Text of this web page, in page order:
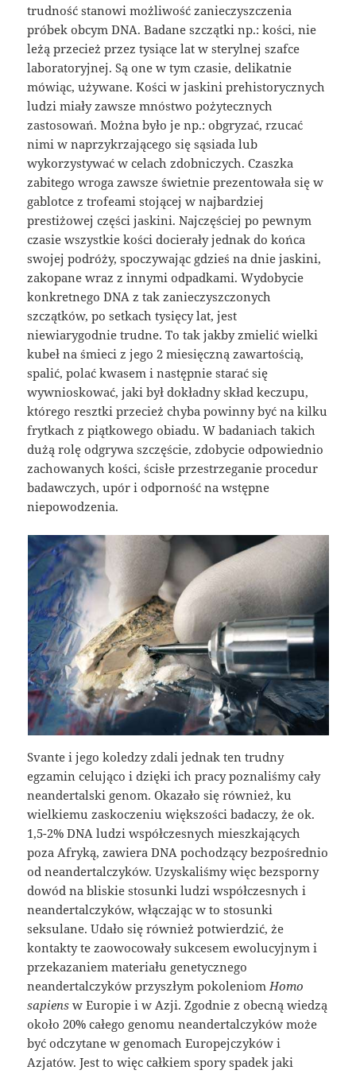
trudność stanowi możliwość zanieczyszczenia
próbek obcym DNA. Badane szczątki np.: kości, nie
leżą przecież przez tysiące lat w sterylnej szafce
laboratoryjnej. Są one w tym czasie, delikatnie
mówiąc, używane. Kości w jaskini prehistorycznych
ludzi miały zawsze mnóstwo pożytecznych
zastosowań. Można było je np.: obgryzać, rzucać
nimi w naprzykrzającego się sąsiada lub
wykorzystywać w celach zdobniczych. Czaszka
zabitego wroga zawsze świetnie prezentowała się w
gablotce z trofeami stojącej w najbardziej
prestiżowej części jaskini. Najczęściej po pewnym
czasie wszystkie kości docierały jednak do końca
swojej podróży, spoczywając gdzieś na dnie jaskini,
zakopane wraz z innymi odpadkami. Wydobycie
konkretnego DNA z tak zanieczyszczonych
szczątków, po setkach tysięcy lat, jest
niewiarygodnie trudne. To tak jakby zmielić wielki
kubeł na śmieci z jego 2 miesięczną zawartością,
spalić, polać kwasem i następnie starać się
wywnioskować, jaki był dokładny skład keczupu,
którego resztki przecież chyba powinny być na kilku
frytkach z piątkowego obiadu. W badaniach takich
dużą rolę odgrywa szczęście, zdobycie odpowiednio
zachowanych kości, ścisłe przestrzeganie procedur
badawczych, upór i odporność na wstępne
niepowodzenia.
Svante i jego koledzy zdali jednak ten trudny
egzamin celująco i dzięki ich pracy poznaliśmy cały
neandertalski genom. Okazało się również, ku
wielkiemu zaskoczeniu większości badaczy, że ok.
1,5-2% DNA ludzi współczesnych mieszkających
poza Afryką, zawiera DNA pochodzący bezpośrednio
od neandertalczyków. Uzyskaliśmy więc bezsporny
dowód na bliskie stosunki ludzi współczesnych i
neandertalczyków, włączając w to stosunki
seksulane. Udało się również potwierdzić, że
kontakty te zaowocowały sukcesem ewolucyjnym i
przekazaniem materiału genetycznego
neandertalczyków przyszłym pokoleniom Homo
sapiensw Europie i w Azji. Zgodnie z obecną wiedzą
około 20% całego genomu neandertalczyków może
być odczytane w genomach Europejczyków i
Azjatów. Jest to więc całkiem spory spadek jaki